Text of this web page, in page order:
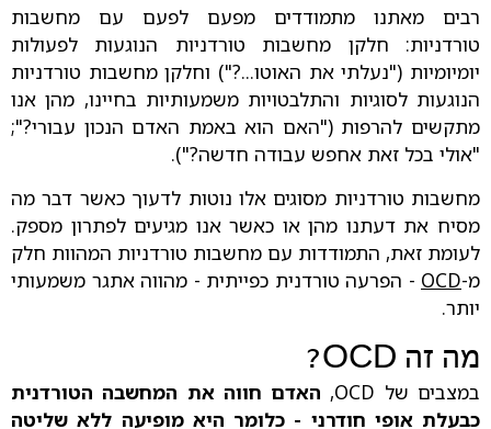
רבים מאתנו מתמודדים מפעם לפעם עם מחשבות
טורדניות: חלקן מחשבות טורדניות הנוגעות לפעולות
יומיומיות ("נעלתי את האוטו...?") וחלקן מחשבות טורדניות
הנוגעות לסוגיות והתלבטויות משמעותיות בחיינו, מהן אנו
מתקשים להרפות ("האם הוא באמת האדם הנכון עבורי?";
"אולי בכל זאת אחפש עבודה חדשה?").
מחשבות טורדניות מסוגים אלו נוטות לדעוך כאשר דבר מה
מסיח את דעתנו מהן או כאשר אנו מגיעים לפתרון מספק.
לעומת זאת, התמודדות עם מחשבות טורדניות המהוות חלק
מ-OCD - הפרעה טורדנית כפייתית - מהווה אתגר משמעותי
יותר.
מה זה OCD?
במצבים של OCD,
האדם חווה את המחשבה הטורדנית
כבעלת אופי חודרני - כלומר היא מופיעה ללא שליטה